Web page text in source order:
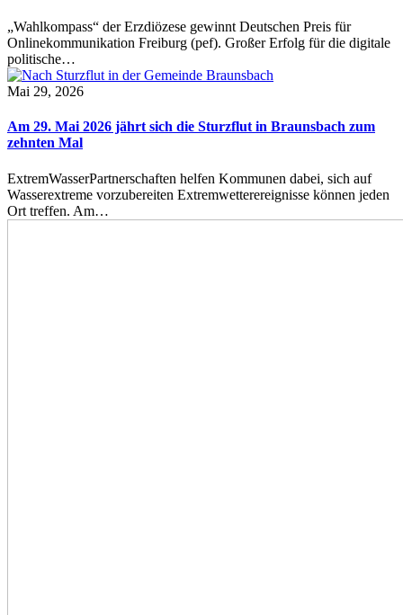
„Wahlkompass“ der Erzdiözese gewinnt Deutschen Preis für
Onlinekommunikation Freiburg (pef). Großer Erfolg für die digitale
politische…
Mai 29, 2026
Am 29. Mai 2026 jährt sich die Sturzflut in Braunsbach zum
zehnten Mal
ExtremWasserPartnerschaften helfen Kommunen dabei, sich auf
Wasserextreme vorzubereiten Extremwetterereignisse können jeden
Ort treffen. Am…